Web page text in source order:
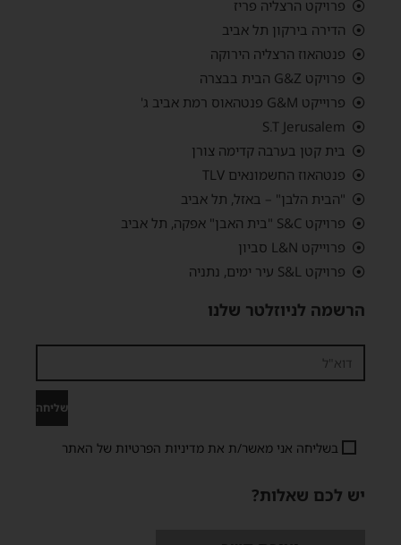
פרויקט הרצליה פריז
הדירה בירקון תל אביב
פנטהאוז הרצליה הירוקה
פרויקט G&Z הבית בבצרה
פרוייקט G&M פנטהאוס רמת אביב ג'
S.T Jerusalem
בית קטן בערבה קדימה צורן
פנטהאוז החשמונאים TLV
"הבית הלבן" – באזל, תל אביב
פרויקט S&C "בית האבן" אפקה, תל אביב
פרוייקט L&N סביון
פרויקט S&L עיר ימים, נתניה
הרשמה לניוזלטר שלנו
בשליחה אני מאשר/ת את מדיניות הפרטיות של האתר
שליחה
יש לכם שאלות?